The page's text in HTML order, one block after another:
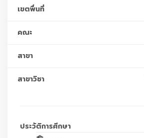
เขตพื่นที่
คณะ
สาขา
สาขาวิชา
ประวัติการศึกษา